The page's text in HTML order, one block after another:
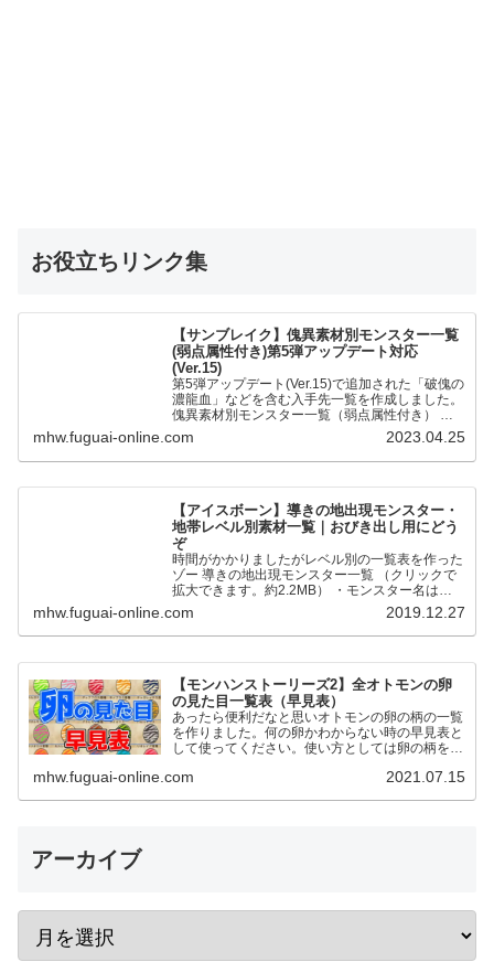
お役立ちリンク集
【サンブレイク】傀異素材別モンスター一覧
(弱点属性付き)第5弾アップデート対応
(Ver.15)
第5弾アップデート(Ver.15)で追加された「破傀の
濃龍血」などを含む入手先一覧を作成しました。
傀異素材別モンスター一覧（弱点属性付き） 全
モンスターの傀異化した〇〇素材と弱点属性をま
とめました。…
mhw.fuguai-online.com 2023.04.25
【アイスボーン】導きの地出現モンスター・
地帯レベル別素材一覧｜おびき出し用にどう
ぞ
時間がかかりましたがレベル別の一覧表を作った
ゾー 導きの地出現モンスター一覧 （クリックで
拡大できます。約2.2MB） ・モンスター名は五
十音順です ・●が通常個体、★が歴戦個体です。
・地帯レベルの…
mhw.fuguai-online.com 2019.12.27
【モンハンストーリーズ2】全オトモンの卵
の見た目一覧表（早見表）
あったら便利だなと思いオトモンの卵の柄の一覧
を作りました。何の卵かわからない時の早見表と
して使ってください。使い方としては卵の柄を元
日リオレイア希少種…
mhw.fuguai-online.com 2021.07.15
アーカイブ